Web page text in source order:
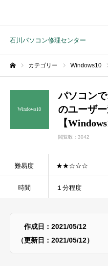
石川パソコン修理センター
カテゴリー Windows10
Windows10
パソコン
のユーザ
【
閲覧数：3042
難易度 ★★☆☆☆
時間 １分程度
作成日：2021/05/12
（更新日：2021/05/12）